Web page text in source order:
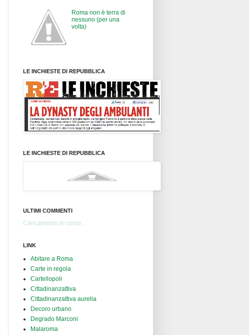
Roma non è terra di
nessuno (per una
volta)
LE INCHIESTE DI REPUBBLICA
LE INCHIESTE DI REPUBBLICA
ULTIMI COMMENTI
Caricamento in corso...
LINK
Abitare a Roma
Carte in regola
Cartellopoli
Cittadinanzattiva
Cittadinanzattiva aurelia
Decoro urbano
Degrado Marconi
Malaroma